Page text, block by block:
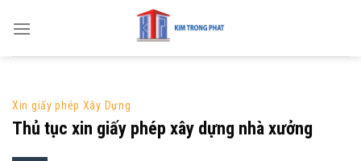
Xin giấy phép Xây Dựng
Thủ tục xin giấy phép xây dựng nhà xưởng